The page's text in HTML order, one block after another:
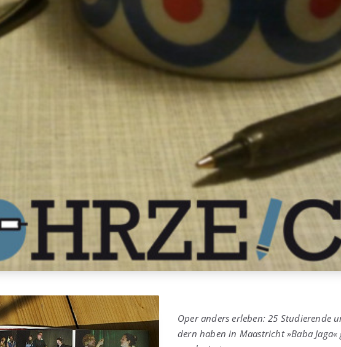
Oper anders erle­ben: 25 Stu­die­ren­de
dern haben in Maas­tricht »Baba